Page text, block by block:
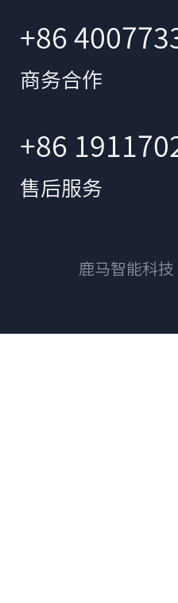
+86
商务合作
+86
售后服务
鹿马智能科